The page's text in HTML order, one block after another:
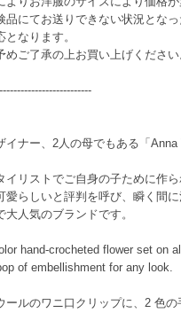
品にてお送りできない状況とな
となります。
めご了承の上お買い上げください
イナー、2人の母でもある「
イリストでご自身の子ために作
愛らしいと評判を呼び、瞬く間
大人気のブランドです。
hand-crocheted flower set on
of embellishment for any look.
ールのワニ口クリップに、2 色の